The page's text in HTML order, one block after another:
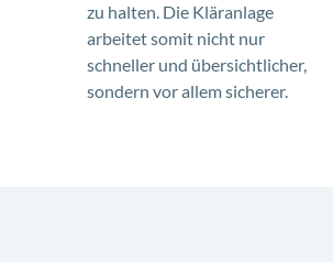
zu halten. Die Kläranlage
arbeitet somit nicht nur
schneller und übersichtlicher,
sondern vor allem sicherer.